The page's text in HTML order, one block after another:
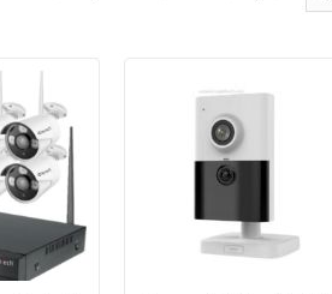
sắp